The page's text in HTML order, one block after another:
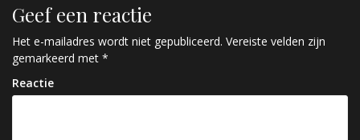
i
c
h
t
Geef een reactie
Het e-mailadres wordt niet gepubliceerd. Vereiste velden zijn
gemarkeerd met *
Reactie